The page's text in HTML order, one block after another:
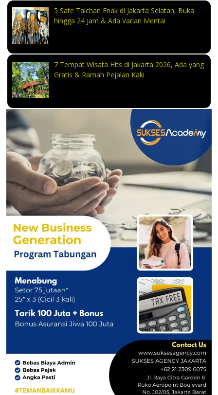
5 Sate Taichan Enak di Jakarta Selatan, Buka
hingga 24 Jam & Ada Varian Mentai
7 Tempat Wisata Hits di Jakarta 2026, Ada yang
Gratis & Ramah Pejalan Kaki